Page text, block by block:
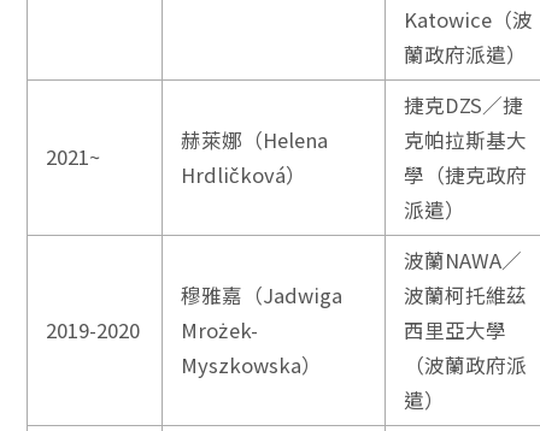
Katowice（波
蘭政府派遣）
2021~
赫萊娜（Helena
Hrdličková）
捷克DZS／捷
克帕拉斯基大
學（捷克政府
派遣）
2019-2020
穆雅嘉（Jadwiga
Mrożek-
Myszkowska）
波蘭NAWA／
波蘭柯托維茲
西里亞大學
（波蘭政府派
遣）